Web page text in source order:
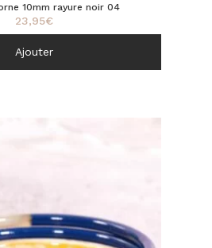
10mm rayure noir 04
23,95€
Ajouter